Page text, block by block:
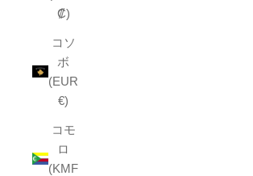
₡)
コソ
ボ
(EUR
€)
コモ
ロ
(KMF